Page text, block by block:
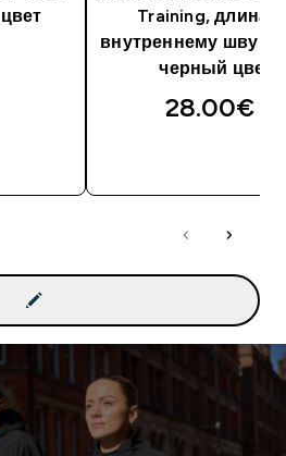
Training, длина
внутреннему шву
черный цвет
28.00€‎